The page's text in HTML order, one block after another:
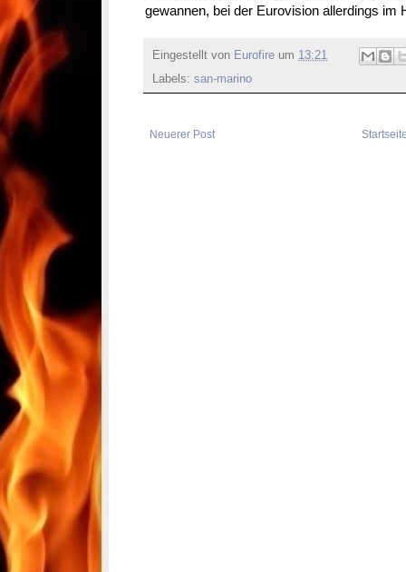
gewannen, bei der Eurovision allerdings im
Eingestellt von Eurofire um 13:21
Labels: san-marino
Neuerer Post